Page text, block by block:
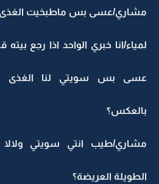
مشاري/عسى بس ماطبخيت الغذى
لمياء/انا خبري الواحد اذا رجع
عسى بس سويتي لنا الغذى
بالعكس؟
مشاري/طيب انتي سويتي ولالا
الطويلة العريضة؟